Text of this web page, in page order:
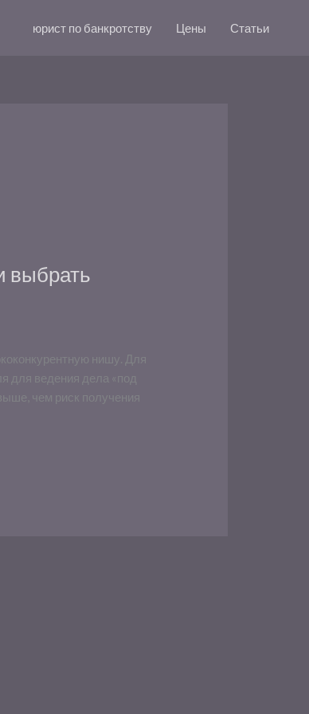
юрист по банкротству Цены Статьи
выбрать
нишу. Для
для ведения дела «под
чем риск получения